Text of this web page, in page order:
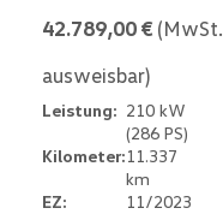
42.789,00 € (MwSt.
ausweisbar)
Leistung: 210 kW
(286 PS)
Kilometer:11.337
km
EZ:
11/2023